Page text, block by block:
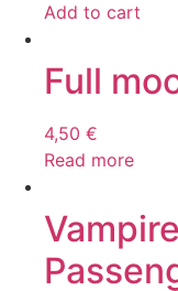
Add to cart
Full
4,50 €
Read more